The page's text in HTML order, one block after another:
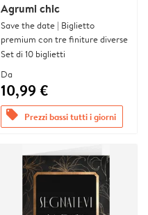
Agrumi chic
Save the date | Biglietto
premium con tre finiture diverse
Set di 10 biglietti
Da
10,99 €
offers Prezzi bassi tutti i giorni